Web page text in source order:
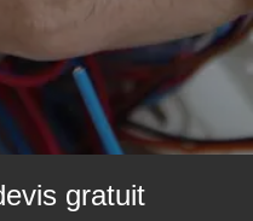
gratuit